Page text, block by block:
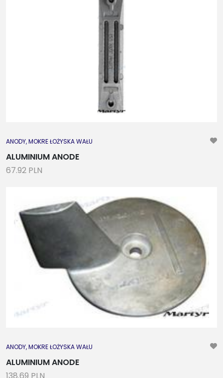
ANODY, MOKRE ŁOŻYSKA WAŁU
ALUMINIUM ANODE
67.92 PLN
ANODY, MOKRE ŁOŻYSKA WAŁU
ALUMINIUM ANODE